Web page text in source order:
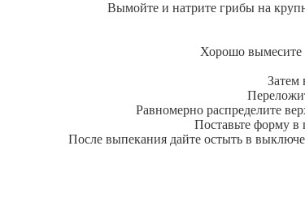
Вымойте и натрите грибы на
Хорошо вымесите
Затем
Равномерно распределите
Поставьте форму в
После выпекания дайте остыть в